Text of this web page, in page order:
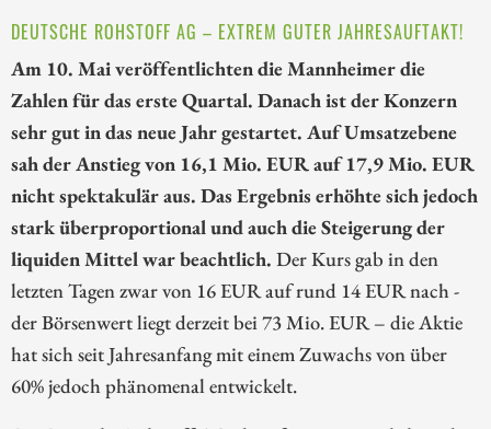
DEUTSCHE ROHSTOFF AG – EXTREM GUTER JAHRESAUFTAKT!
Am 10. Mai veröffentlichten die Mannheimer die
Zahlen für das erste Quartal. Danach ist der Konzern
sehr gut in das neue Jahr gestartet. Auf Umsatzebene
sah der Anstieg von 16,1 Mio. EUR auf 17,9 Mio. EUR
nicht spektakulär aus. Das Ergebnis erhöhte sich jedoch
stark überproportional und auch die Steigerung der
liquiden Mittel war beachtlich. Der Kurs gab in den
letzten Tagen zwar von 16 EUR auf rund 14 EUR nach -
der Börsenwert liegt derzeit bei 73 Mio. EUR – die Aktie
hat sich seit Jahresanfang mit einem Zuwachs von über
60% jedoch phänomenal entwickelt.